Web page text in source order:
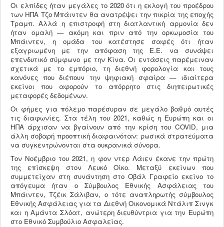
Οι ελπίδες ήταν μεγάλες το 2020 ότι η εκλογή του προέδρου
των ΗΠΑ Τζο Μπάιντεν θα ανατρέψει την πικρία της εποχής
Τραμπ. Αλλά η επιστροφή στη διατλαντική αρμονία δεν
ήταν ομαλή — ακόμη και πριν από την ορκωμοσία του
Μπάιντεν, η ομάδα του κατέστησε σαφές ότι ήταν
εξαγριωμένη με την απόφαση της Ε.Ε. να συνάψει
επενδυτικό σύμφωνο με την Κίνα. Οι εντάσεις παρέμειναν
σχετικά με το εμπόριο, τη διεθνή φορολογία και τους
κανόνες που διέπουν την ψηφιακή σφαίρα — ιδιαίτερα
εκείνοι που αφορούν το απόρρητο στις διηπειρωτικές
μεταφορές δεδομένων.
Οι φήμες για πόλεμο παρέσυραν σε μεγάλο βαθμό αυτές
τις διαφωνίες. Στα τέλη του 2021, καθώς η Ευρώπη και οι
ΗΠΑ άρχισαν να βγαίνουν από την κρίση του COVID, μια
άλλη σοβαρή προοπτική διαφαινόταν: ρωσικά στρατεύματα
να συγκεντρώνονται στα ουκρανικά σύνορα.
Τον Νοέμβριο του 2021, η φον ντερ Λάιεν έκανε την πρώτη
της επίσκεψη στον Λευκό Οίκο. Μεταξύ εκείνων που
συμμετείχαν στη συνάντηση στο Οβάλ Γραφείο εκείνο το
απόγευμα ήταν ο Σύμβουλος Εθνικής Ασφάλειας του
Μπάιντεν, Τζέικ Σάλιβαν, ο τότε αναπληρωτής σύμβουλος
Εθνικής Ασφάλειας για τα Διεθνή Οικονομικά Ντάλιπ Σινγκ
και η Αμάντα Σλόατ, ανώτερη διευθύντρια για την Ευρώπη
στο Εθνικό Συμβούλιο Ασφαλείας.